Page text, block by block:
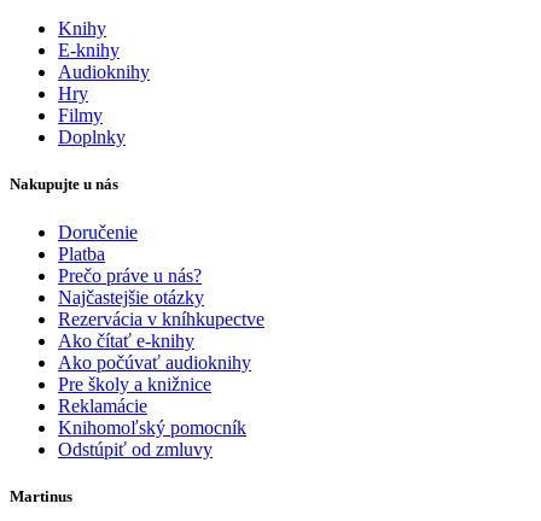
Knihy
E-knihy
Audioknihy
Hry
Filmy
Doplnky
Nakupujte u nás
Doručenie
Platba
Prečo práve u nás?
Najčastejšie otázky
Rezervácia v kníhkupectve
Ako čítať e-knihy
Ako počúvať audioknihy
Pre školy a knižnice
Reklamácie
Knihomoľský pomocník
Odstúpiť od zmluvy
Martinus